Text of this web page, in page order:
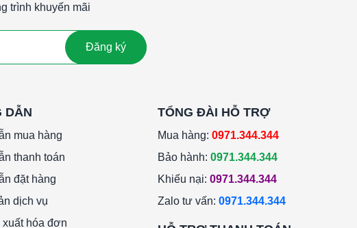
trình khuyến mãi
Đăng ký
DẪN
mua hàng
thanh toán
đặt hàng
dịch vụ
xuất hóa đơn
TỔNG ĐÀI HỖ TRỢ
Mua hàng: 0971.344.344
Bảo hành: 0971.344.344
Khiếu nại: 0971.344.344
Zalo tư vấn: 0971.344.344